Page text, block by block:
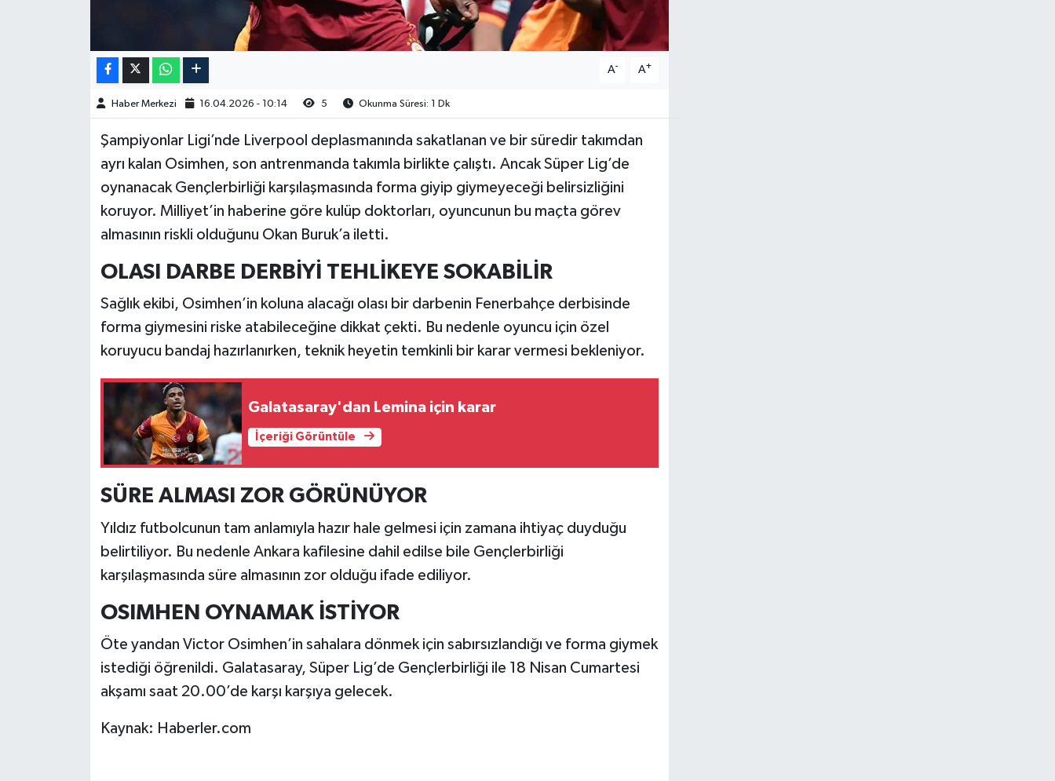
A- A+
Haber Merkezi 16.04.2026 - 10:14 5 Okunma Süresi: 1 Dk
Şampiyonlar Ligi’nde Liverpool deplasmanında sakatlanan ve bir süredir takımdan
ayrı kalan Osimhen, son antrenmanda takımla birlikte çalıştı. Ancak Süper Lig’de
oynanacak Gençlerbirliği karşılaşmasında forma giyip giymeyeceği belirsizliğini
koruyor. Milliyet’in haberine göre kulüp doktorları, oyuncunun bu maçta görev
almasının riskli olduğunu Okan Buruk’a iletti.
OLASI DARBE DERBİYİ TEHLİKEYE SOKABİLİR
Sağlık ekibi, Osimhen’in koluna alacağı olası bir darbenin Fenerbahçe derbisinde
forma giymesini riske atabileceğine dikkat çekti. Bu nedenle oyuncu için özel
koruyucu bandaj hazırlanırken, teknik heyetin temkinli bir karar vermesi bekleniyor.
Galatasaray'dan Lemina için karar
İçeriği Görüntüle
SÜRE ALMASI ZOR GÖRÜNÜYOR
Yıldız futbolcunun tam anlamıyla hazır hale gelmesi için zamana ihtiyaç duyduğu
belirtiliyor. Bu nedenle Ankara kafilesine dahil edilse bile Gençlerbirliği
karşılaşmasında süre almasının zor olduğu ifade ediliyor.
OSIMHEN OYNAMAK İSTİYOR
Öte yandan Victor Osimhen’in sahalara dönmek için sabırsızlandığı ve forma giymek
istediği öğrenildi. Galatasaray, Süper Lig’de Gençlerbirliği ile 18 Nisan Cumartesi
akşamı saat 20.00’de karşı karşıya gelecek.
Kaynak: Haberler.com